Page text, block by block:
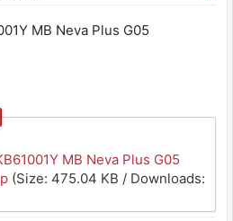
MB Neva Plus G05
MB Neva Plus G05
(Size: 475.04 KB / Downloads: